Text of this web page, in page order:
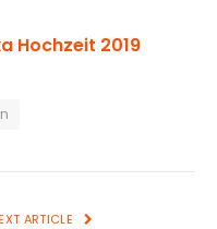
Hochzeit 2019
ARTICLE